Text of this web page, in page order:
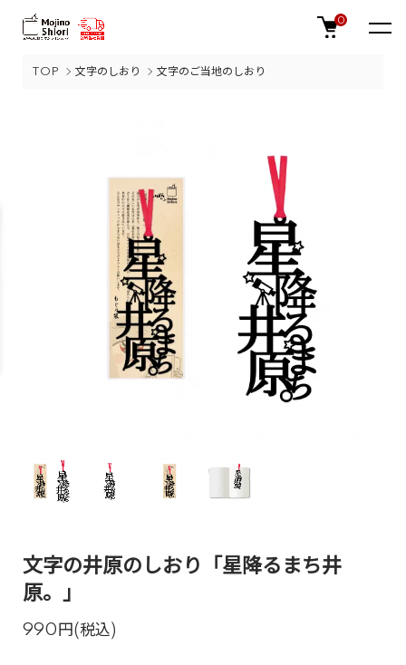
0
TOP 文字のしおり 文字のご当地のしおり
文字の井原のしおり「星降るまち井
原。」
990円(税込)